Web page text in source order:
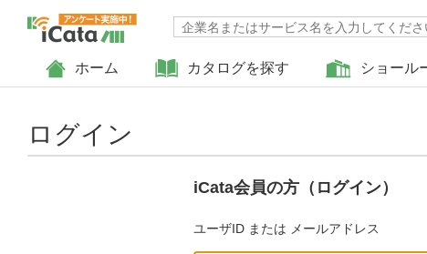
ホーム カタログを探す ショール
ログイン
iCata会員の方（ログイン）
ユーザID または メールアドレス